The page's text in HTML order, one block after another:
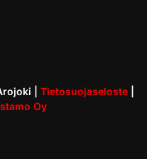
| Tietosuojaseloste
Oy